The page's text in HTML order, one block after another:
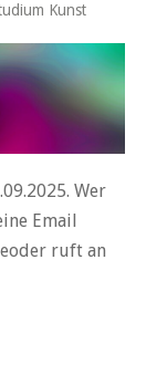
Kunst
Wer
Email
ruft an